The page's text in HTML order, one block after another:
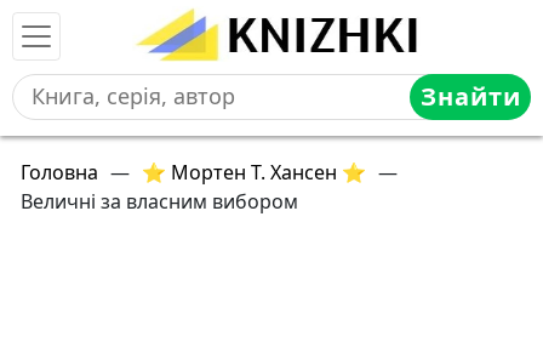
Знайти
Головна — ⭐ Мортен Т. Хансен ⭐ —
Величні за власним вибором